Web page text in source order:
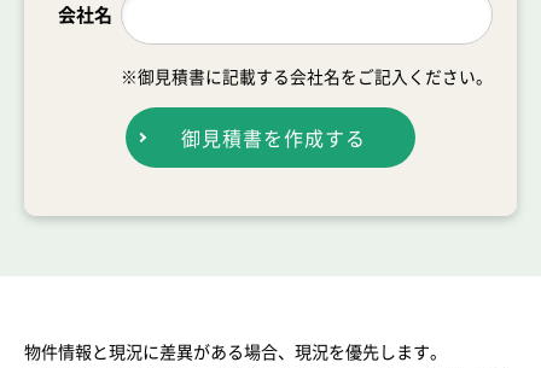
会社名
※御見積書に記載する会社名をご記入ください。
御見積書を作成する
物件情報と現況に差異がある場合、現況を優先します。